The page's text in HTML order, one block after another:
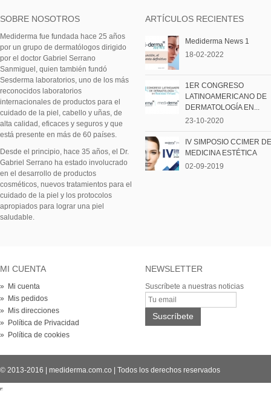
SOBRE NOSOTROS
Mediderma fue fundada hace 25 años
por un grupo de dermatólogos dirigido
por el doctor Gabriel Serrano
Sanmiguel, quien también fundó
Sesderma laboratorios, uno de los más
reconocidos laboratorios
internacionales de productos para el
cuidado de la piel, cabello y uñas, de
alta calidad, eficaces y seguros y que
está presente en más de 60 países.
Desde el principio, hace 35 años, el Dr.
Gabriel Serrano ha estado involucrado
en el desarrollo de productos
cosméticos, nuevos tratamientos para el
cuidado de la piel y los protocolos
apropiados para lograr una piel
saludable.
ARTÍCULOS RECIENTES
Mediderma News 1
18-02-2022
1ER CONGRESO
LATINOAMERICANO DE
DERMATOLOGÍA EN...
23-10-2020
IV SIMPOSIO CCIMER DE
MEDICINA ESTÉTICA
02-09-2019
MI CUENTA
» Mi cuenta
» Mis pedidos
» Mis direcciones
» Política de Privacidad
» Política de cookies
NEWSLETTER
Suscríbete a nuestras noticias
© 2013-2016 mediderma.com.co Todos los derechos reservados